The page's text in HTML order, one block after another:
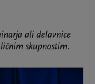
ali delavnice
skupnostim.